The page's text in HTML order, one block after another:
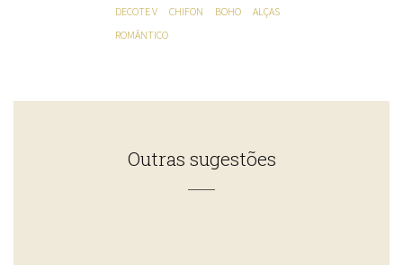
DECOTE V
CHIFON BOHO
ALÇAS
ROMÂNTICO
Outras sugestões